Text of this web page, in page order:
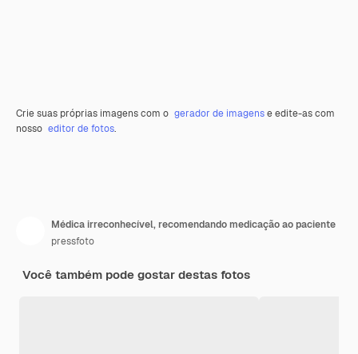
Crie suas próprias imagens com o gerador de imagense edite-as com
nosso editor de fotos.
Médica irreconhecível, recomendando medicação ao paciente
pressfoto
Você também pode gostar destas fotos